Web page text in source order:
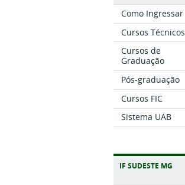
Como Ingressar
Cursos Técnicos
Cursos de
Graduação
Pós-graduação
Cursos FIC
Sistema UAB
IF SUDESTE MG